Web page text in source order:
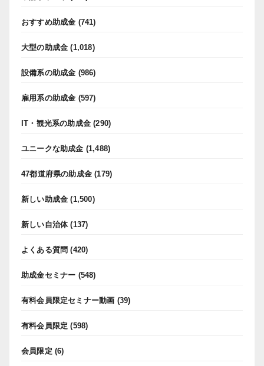
おすすめ助成金 (741)
大型の助成金 (1,018)
設備系の助成金 (986)
雇用系の助成金 (597)
IT・観光系の助成金 (290)
ユニークな助成金 (1,488)
47都道府県の助成金 (179)
新しい助成金 (1,500)
新しい自治体(137)
よくある質問 (420)
助成金セミナー (548)
有料会員限定セミナー動画 (39)
有料会員限定 (598)
会員限定 (6)